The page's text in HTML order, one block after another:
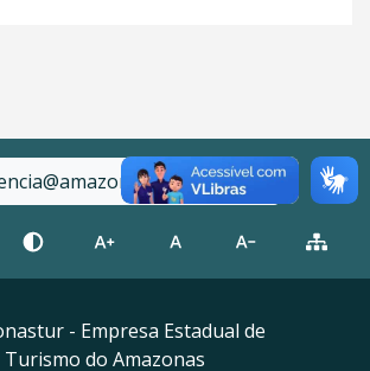
- Empresa Estadual de
Turismo do Amazonas